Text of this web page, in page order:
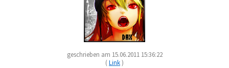
geschrieben am 15.06.2011 15:36:22
(Link)